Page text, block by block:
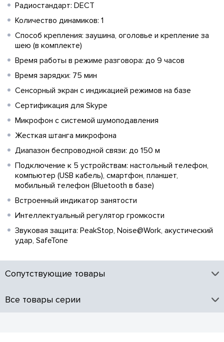
Радиостандарт: DECT
Количество динамиков: 1
Способ крепления: заушина, оголовье и крепление за
шею (в комплекте)
Время работы в режиме разговора: до 9 часов
Время зарядки: 75 мин
Сенсорный экран с индикацией режимов на базе
Сертификация для Skype
Микрофон с системой шумоподавления
Жесткая штанга микрофона
Диапазон беспроводной связи: до 150 м
Подключение к 5 устройствам: настольный телефон,
компьютер (USB кабель), смартфон, планшет,
мобильный телефон (Bluetooth в базе)
Встроенный индикатор занятости
Интеллектуальный регулятор громкости
Звуковая защита: PeakStop, Noise@Work, акустический
удар, SafeTone
Сопутствующие товары
Все товары серии